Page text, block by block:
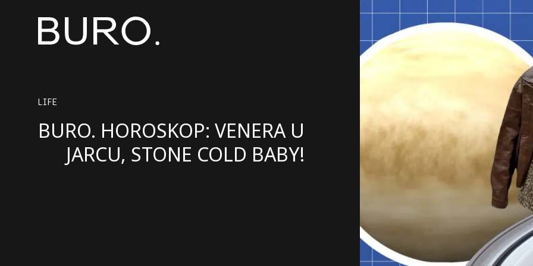
LIFE
BURO. HOROSKOP: VENERA U
JARCU, STONE COLD BABY!